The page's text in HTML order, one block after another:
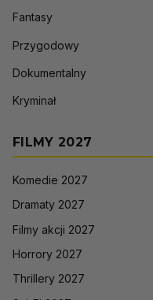
Fantasy
Przygodowy
Dokumentalny
Kryminał
FILMY 2027
Komedie 2027
Dramaty 2027
Filmy akcji 2027
Horrory 2027
Thrillery 2027